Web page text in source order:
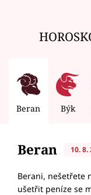
Beran Býk
Beran 10. 8.
Berani, nešetřete
ušetřit peníze se